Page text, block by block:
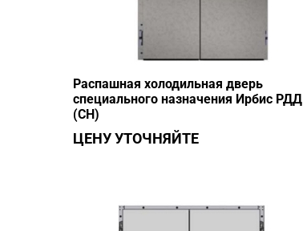
Распашная холодильная дверь
специального назначения Ирбис РДД
(СН)
ЦЕНУ УТОЧНЯЙТЕ